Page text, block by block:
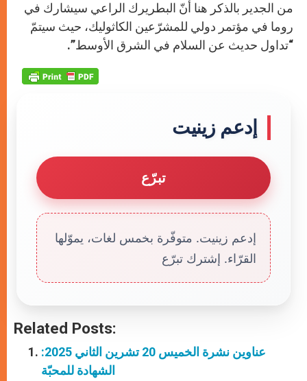
من الجدير بالذكر هنا أنّ البطريرك الراعي سيشارك في
روما في مؤتمر دولي للمشرّعين الكاثوليك، حيث سيتمّ
“تداول حديث عن السلام في الشرق الأوسط”.
إدعم زينيت
تبرّع
إدعم زينيت. متوفّرة بخمس لغات، يموّلها
القرّاء. إشترك تبرّع
Related Posts:
عناوين نشرة الخميس 20 تشرين الثاني 2025:
الشهادة للمحبّة